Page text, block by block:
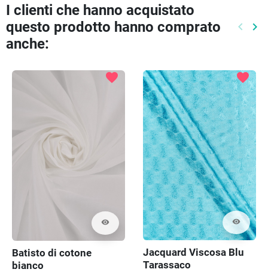
I clienti che hanno acquistato
questo prodotto hanno comprato
anche:
keyboard_arrow_left keyboard_arrow_right
visibility
favorite
Batisto di cotone
bianco
visibility
favorite
Jacquard Viscosa Blu
Tarassaco